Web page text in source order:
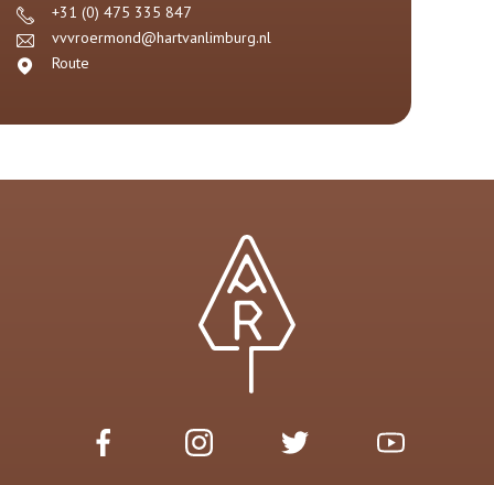
+31 (0) 475 335 847
vvvroermond@hartvanlimburg.nl
Route